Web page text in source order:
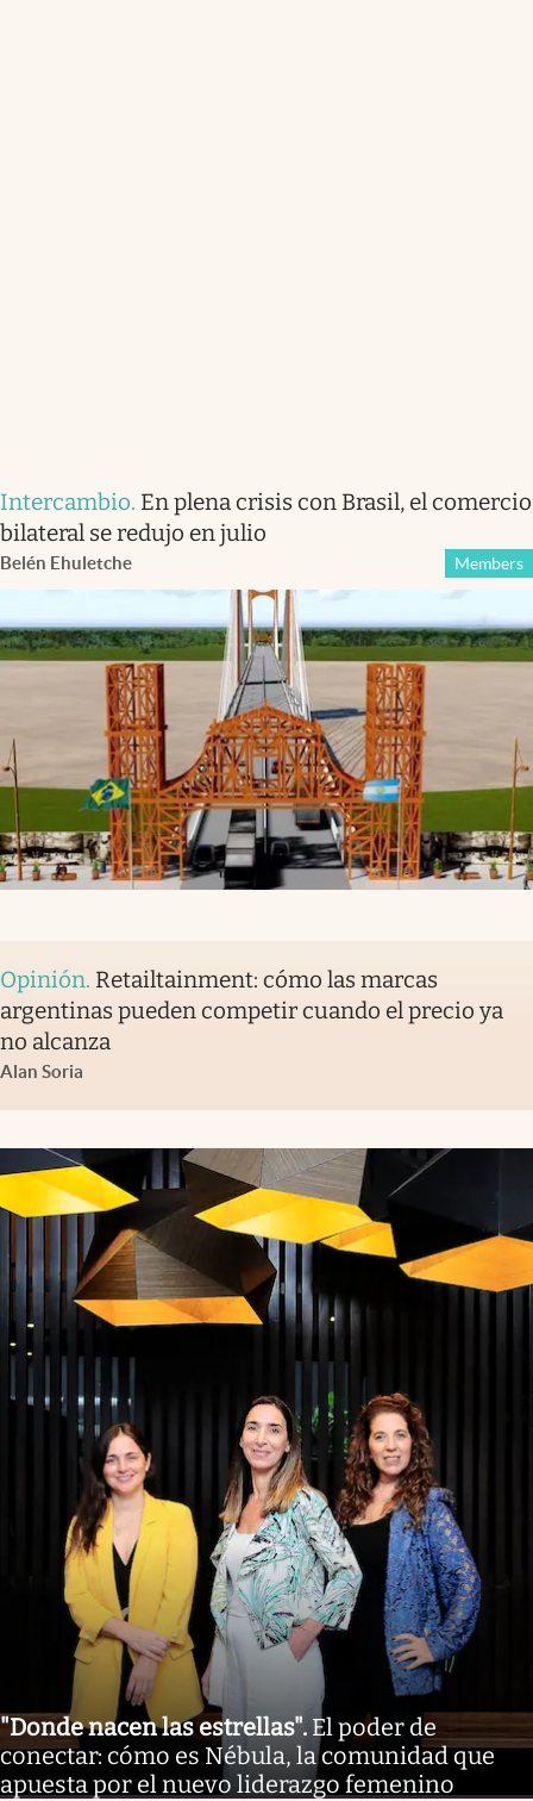
Intercambio. En plena crisis con Brasil, el comercio
bilateral se redujo en julio
Belén Ehuletche Members
Opinión. Retailtainment: cómo las marcas
argentinas pueden competir cuando el precio ya
no alcanza
Alan Soria
"Donde nacen las estrellas". El poder de
conectar: cómo es Nébula, la comunidad que
apuesta por el nuevo liderazgo femenino